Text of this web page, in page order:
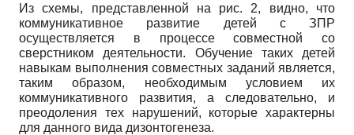
Из схемы, представленной на рис. 2, видно, что
коммуникативное развитие детей с ЗПР
осуществляется в процессе совместной со
сверстником деятельности. Обучение таких детей
навыкам выполнения совместных заданий является,
таким образом, необходимым условием их
коммуникативного развития, а следовательно, и
преодоления тех нарушений, которые характерны
для данного вида дизонтогенеза.